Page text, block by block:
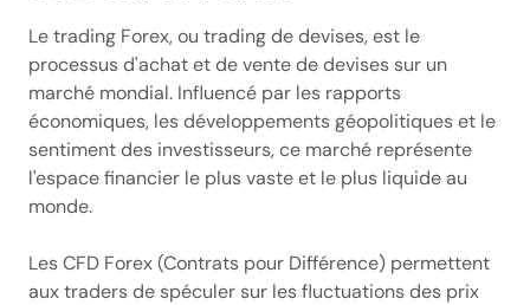
Le trading Forex, ou trading de devises, est le
processus d'achat et de vente de devises sur un
marché mondial. Influencé par les rapports
économiques, les développements géopolitiques et le
sentiment des investisseurs, ce marché représente
l'espace financier le plus vaste et le plus liquide au
monde.
Les CFD Forex (Contrats pour Différence) permettent
aux traders de spéculer sur les fluctuations des prix